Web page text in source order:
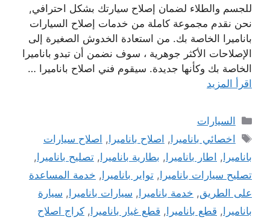
للجسم والطلاء لضمان إصلاح سيارتك بشكل احترافي,
نحن نقدم مجموعة كاملة من خدمات إصلاح السيارات
باناميرا الخاصة بك. من استعادة الخدوش الصغيرة إلى
الإصلاحات الأكثر جوهرية ، سوف نضمن أن تبدو باناميرا
الخاصة بك وكأنها جديدة. سيقوم فني اصلاح باناميرا …
اقرأ المزيد
التصنيفات
السيارات
الوسوم
اخصائي باناميرا, اصلاح باناميرا, اصلاح سيارات
باناميرا, اطار باناميرا, بطارية باناميرا, تصليح باناميرا,
تصليح سيارات باناميرا, تواير باناميرا, خدمة المساعدة
على الطريق, خدمة باناميرا, سيارات باناميرا, سيارة
باناميرا, قطع باناميرا, قطع غيار باناميرا, كراج اصلاح